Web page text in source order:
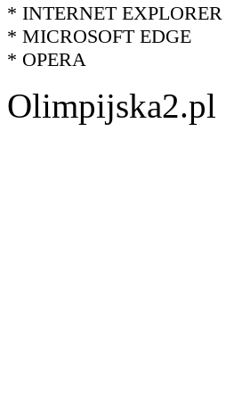
* INTERNET EXPLORER
* MICROSOFT EDGE
* OPERA
Olimpijska2.pl